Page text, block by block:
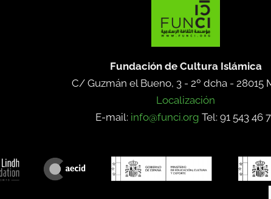
Fundación de Cultura Islámica
C/ Guzmán el Bueno, 3 - 2º dcha - 28015
Localización
E-mail: info@funci.org Tel: 91 543 46